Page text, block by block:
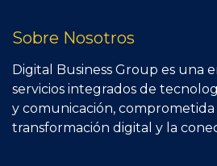
Sobre Nosotros
Digital Business Group es una
servicios integrados de
y comunicación, comprometida
transformación digital y la